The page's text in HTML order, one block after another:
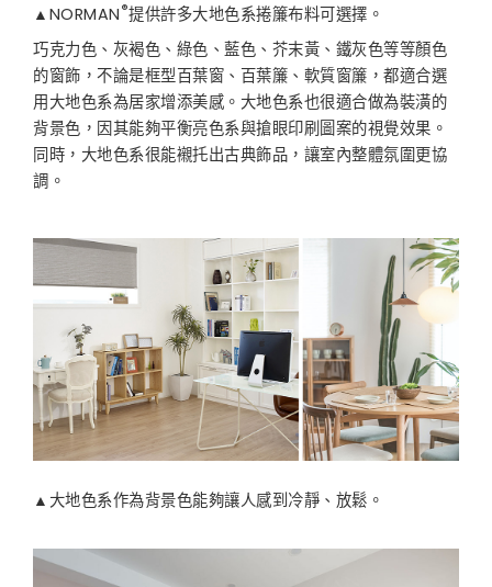
▲NORMAN ®提供許多大地色系捲簾布料可選擇。
巧克力色、灰褐色、綠色、藍色、芥末黃、鐵灰色等等顏色
的窗飾，不論是框型百葉窗、百葉簾、軟質窗簾，都適合選
用大地色系為居家增添美感。大地色系也很適合做為裝潢的
背景色，因其能夠平衡亮色系與搶眼印刷圖案的視覺效果。
同時，大地色系很能襯托出古典飾品，讓室內整體氛圍更協
調。
▲大地色系作為背景色能夠讓人感到冷靜、放鬆。